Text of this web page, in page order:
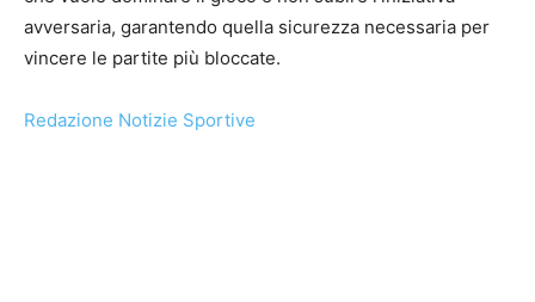
avversaria, garantendo quella sicurezza necessaria per
vincere le partite più bloccate.
Redazione Notizie Sportive